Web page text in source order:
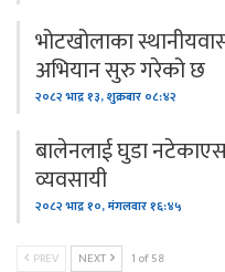
भोटखोलाका
अभियान सुरु गरेको छ
२०८२ भाद्र १३, शुक्रबार ०८:४२
बालेनलाई घुडा
व्यवसायी
२०८२ भाद्र १०, मंगलवार १६:४५
PREV NEXT 1 of 58